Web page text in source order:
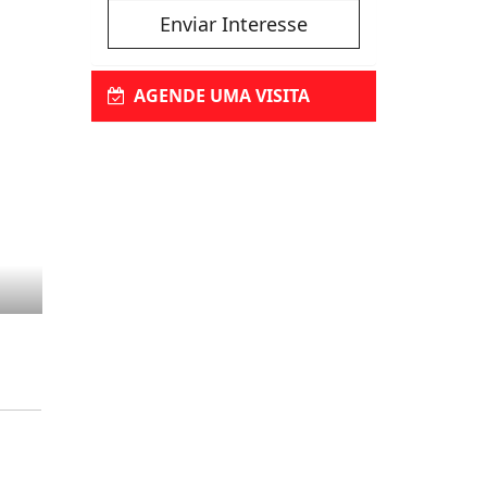
Enviar Interesse